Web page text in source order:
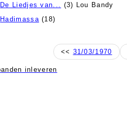
De Liedjes van...
(3) Lou Bandy
Hadimassa (18)
<< 31/03/1970